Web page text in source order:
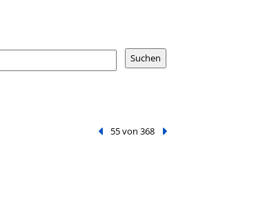
Vorheriger Treffer
55 von 368 Nächster Treffer